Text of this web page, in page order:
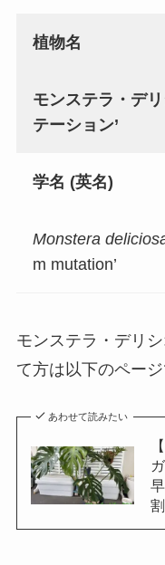
植物名
モンステラ・デ
テーション’
学名 (英名)
Monstera
m mutation’
モンステラ・デリ
て方は以下のペー
あわせて読みたい